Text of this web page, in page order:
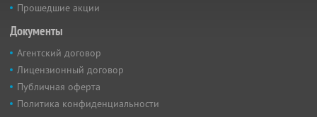
Прошедшие акции
Документы
Агентский договор
Лицензионный договор
Публичная оферта
Политика конфиденциальности